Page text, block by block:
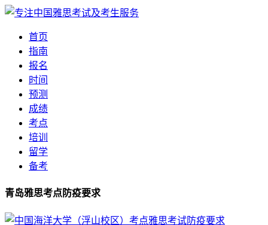
首页
指南
报名
时间
预测
成绩
考点
培训
留学
备考
青岛雅思考点防疫要求